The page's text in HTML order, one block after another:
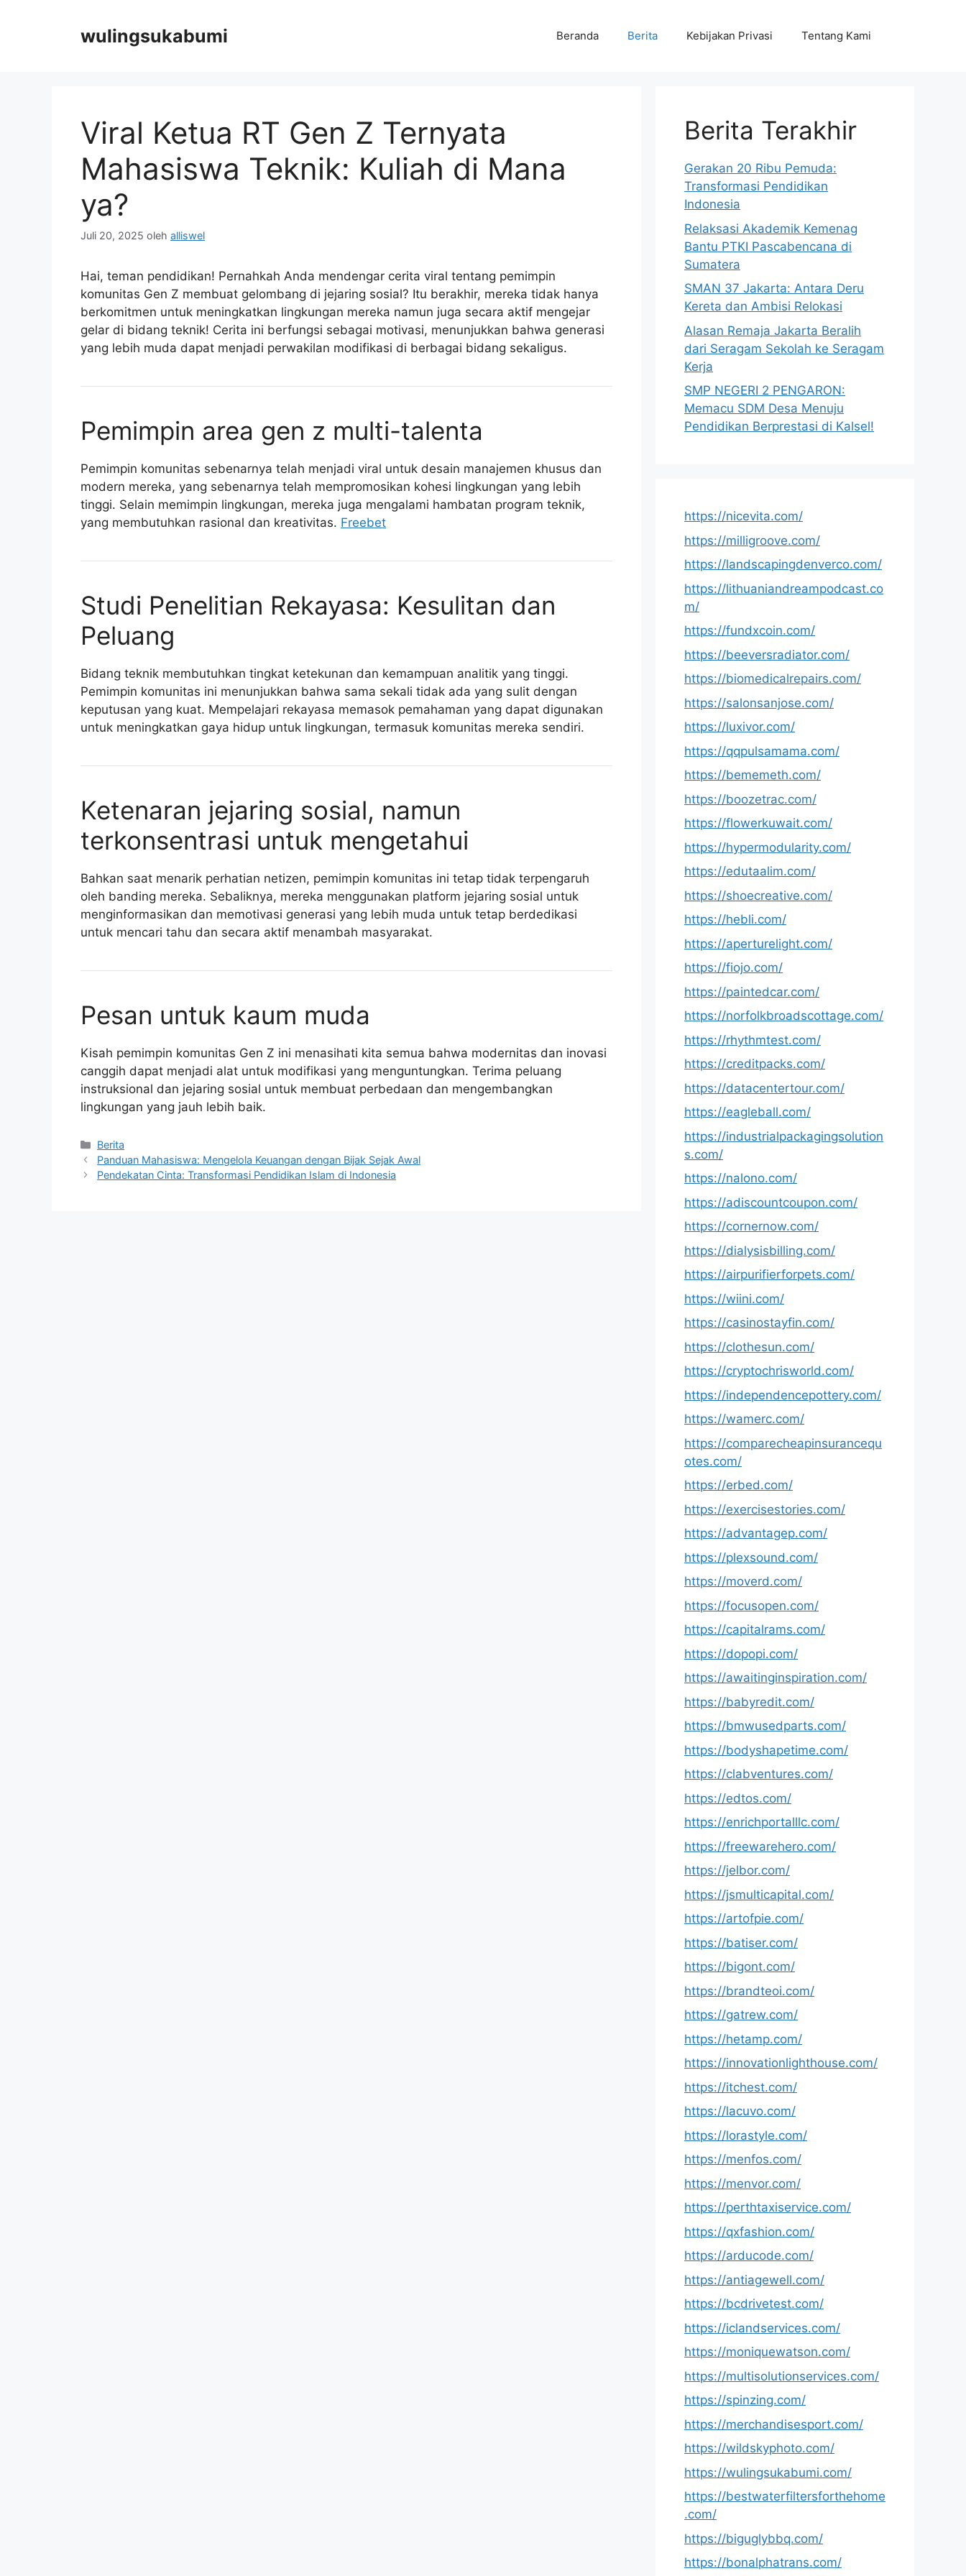
wulingsukabumi Beranda Berita Kebijakan Privasi Tentang Kami
Viral Ketua RT Gen Z Ternyata
Mahasiswa Teknik: Kuliah di Mana
ya?
Juli 20, 2025 oleh alliswel
Hai, teman pendidikan! Pernahkah Anda mendengar cerita viral tentang pemimpin
komunitas Gen Z membuat gelombang di jejaring sosial? Itu berakhir, mereka tidak hanya
berkomitmen untuk meningkatkan lingkungan mereka namun juga secara aktif mengejar
gelar di bidang teknik! Cerita ini berfungsi sebagai motivasi, menunjukkan bahwa generasi
yang lebih muda dapat menjadi perwakilan modifikasi di berbagai bidang sekaligus.
Pemimpin area gen z multi-talenta
Pemimpin komunitas sebenarnya telah menjadi viral untuk desain manajemen khusus dan
modern mereka, yang sebenarnya telah mempromosikan kohesi lingkungan yang lebih
tinggi. Selain memimpin lingkungan, mereka juga mengalami hambatan program teknik,
yang membutuhkan rasional dan kreativitas. Freebet
Studi Penelitian Rekayasa: Kesulitan dan
Peluang
Bidang teknik membutuhkan tingkat ketekunan dan kemampuan analitik yang tinggi.
Pemimpin komunitas ini menunjukkan bahwa sama sekali tidak ada yang sulit dengan
keputusan yang kuat. Mempelajari rekayasa memasok pemahaman yang dapat digunakan
untuk meningkatkan gaya hidup untuk lingkungan, termasuk komunitas mereka sendiri.
Ketenaran jejaring sosial, namun
terkonsentrasi untuk mengetahui
Bahkan saat menarik perhatian netizen, pemimpin komunitas ini tetap tidak terpengaruh
oleh banding mereka. Sebaliknya, mereka menggunakan platform jejaring sosial untuk
menginformasikan dan memotivasi generasi yang lebih muda untuk tetap berdedikasi
untuk mencari tahu dan secara aktif menambah masyarakat.
Pesan untuk kaum muda
Kisah pemimpin komunitas Gen Z ini menasihati kita semua bahwa modernitas dan inovasi
canggih dapat menjadi alat untuk modifikasi yang menguntungkan. Terima peluang
instruksional dan jejaring sosial untuk membuat perbedaan dan mengembangkan
lingkungan yang jauh lebih baik.
Kategori
Berita
Panduan Mahasiswa: Mengelola Keuangan dengan Bijak Sejak Awal
Pendekatan Cinta: Transformasi Pendidikan Islam di Indonesia
Berita Terakhir
Gerakan 20 Ribu Pemuda:
Transformasi Pendidikan
Indonesia
Relaksasi Akademik Kemenag
Bantu PTKI Pascabencana di
Sumatera
SMAN 37 Jakarta: Antara Deru
Kereta dan Ambisi Relokasi
Alasan Remaja Jakarta Beralih
dari Seragam Sekolah ke Seragam
Kerja
SMP NEGERI 2 PENGARON:
Memacu SDM Desa Menuju
Pendidikan Berprestasi di Kalsel!
https://nicevita.com/
https://milligroove.com/
https://landscapingdenverco.com/
https://lithuaniandreampodcast.co
m/
https://fundxcoin.com/
https://beeversradiator.com/
https://biomedicalrepairs.com/
https://salonsanjose.com/
https://luxivor.com/
https://qqpulsamama.com/
https://bememeth.com/
https://boozetrac.com/
https://flowerkuwait.com/
https://hypermodularity.com/
https://edutaalim.com/
https://shoecreative.com/
https://hebli.com/
https://aperturelight.com/
https://fiojo.com/
https://paintedcar.com/
https://norfolkbroadscottage.com/
https://rhythmtest.com/
https://creditpacks.com/
https://datacentertour.com/
https://eagleball.com/
https://industrialpackagingsolution
s.com/
https://nalono.com/
https://adiscountcoupon.com/
https://cornernow.com/
https://dialysisbilling.com/
https://airpurifierforpets.com/
https://wiini.com/
https://casinostayfin.com/
https://clothesun.com/
https://cryptochrisworld.com/
https://independencepottery.com/
https://wamerc.com/
https://comparecheapinsurancequ
otes.com/
https://erbed.com/
https://exercisestories.com/
https://advantagep.com/
https://plexsound.com/
https://moverd.com/
https://focusopen.com/
https://capitalrams.com/
https://dopopi.com/
https://awaitinginspiration.com/
https://babyredit.com/
https://bmwusedparts.com/
https://bodyshapetime.com/
https://clabventures.com/
https://edtos.com/
https://enrichportalllc.com/
https://freewarehero.com/
https://jelbor.com/
https://jsmulticapital.com/
https://artofpie.com/
https://batiser.com/
https://bigont.com/
https://brandteoi.com/
https://gatrew.com/
https://hetamp.com/
https://innovationlighthouse.com/
https://itchest.com/
https://lacuvo.com/
https://lorastyle.com/
https://menfos.com/
https://menvor.com/
https://perthtaxiservice.com/
https://qxfashion.com/
https://arducode.com/
https://antiagewell.com/
https://bcdrivetest.com/
https://iclandservices.com/
https://moniquewatson.com/
https://multisolutionservices.com/
https://spinzing.com/
https://merchandisesport.com/
https://wildskyphoto.com/
https://wulingsukabumi.com/
https://bestwaterfiltersforthehome
.com/
https://biguglybbq.com/
https://bonalphatrans.com/